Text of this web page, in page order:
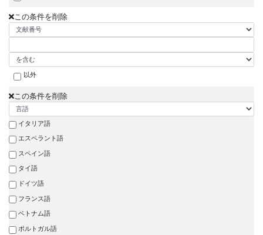
この条件を削除
以外
この条件を削除
イタリア語
エスペラント語
スペイン語
タイ語
ドイツ語
フランス語
ベトナム語
ポルトガル語